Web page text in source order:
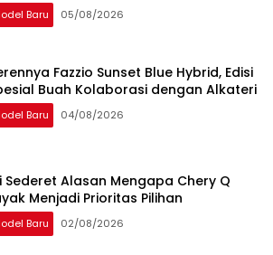
Baru 05/08/2026
Fazzio Sunset Blue Hybrid, Edisi
Buah Kolaborasi dengan Alkateri
Baru 04/08/2026
Sederet Alasan Mengapa Chery Q
Menjadi Prioritas Pilihan
Baru 02/08/2026